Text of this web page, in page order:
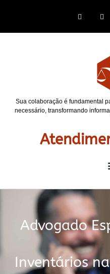
Sua colaboração é fundamental
necessário, transformando
Advogado
Inventários